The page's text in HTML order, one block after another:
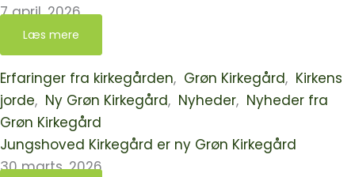
7 april, 2026
Læs mere
Erfaringer fra kirkegården, Grøn Kirkegård, Kirkens
jorde, Ny Grøn Kirkegård, Nyheder, Nyheder fra
Grøn Kirkegård
Jungshoved Kirkegård er ny Grøn Kirkegård
30 marts, 2026